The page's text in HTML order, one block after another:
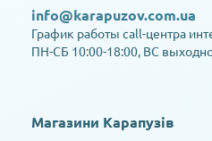
info@karapuzov.com.ua
График работы call-центра
ПН-СБ 10:00-18:00, ВС
Магазини Карапузів